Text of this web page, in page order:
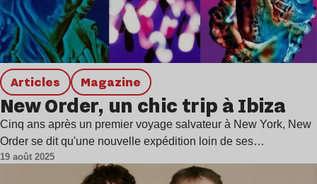
Articles magazine
New Order, un chic trip à Ibiza
Cinq ans après un premier voyage salvateur à New York, New
Order se dit qu'une nouvelle expédition loin de ses…
19 août 2025